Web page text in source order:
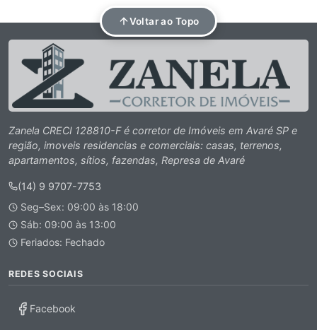
Voltar ao Topo
Zanela CRECI 128810-F é corretor de Imóveis em Avaré SP e
região, imoveis residencias e comerciais: casas, terrenos,
apartamentos, sítios, fazendas, Represa de Avaré
(14) 9 9707-7753
Seg–Sex: 09:00 às 18:00
Sáb: 09:00 às 13:00
Feriados: Fechado
REDES SOCIAIS
Facebook